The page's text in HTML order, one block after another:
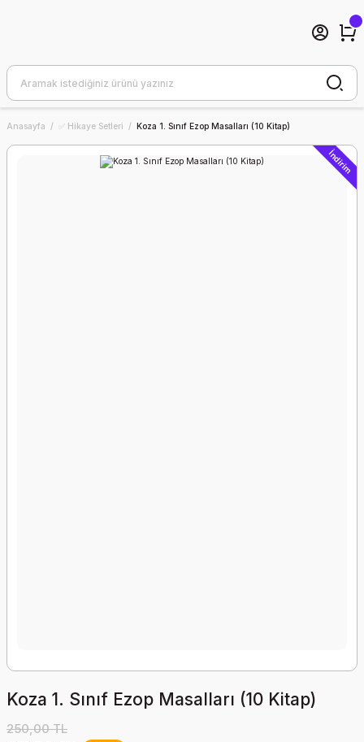
Anasayfa ✅ Hikaye Setleri Koza 1. Sınıf Ezop Masalları (10 Kitap)
İndirim
Koza 1. Sınıf Ezop Masalları (10 Kitap)
250,00 TL